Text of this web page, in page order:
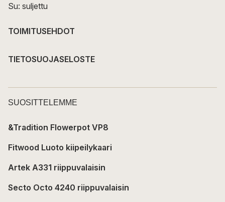
Su: suljettu
TOIMITUSEHDOT
TIETOSUOJASELOSTE
SUOSITTELEMME
&Tradition Flowerpot VP8
Fitwood Luoto kiipeilykaari
Artek A331 riippuvalaisin
Secto Octo 4240 riippuvalaisin